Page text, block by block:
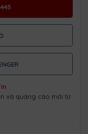
và quảng cáo mới từ